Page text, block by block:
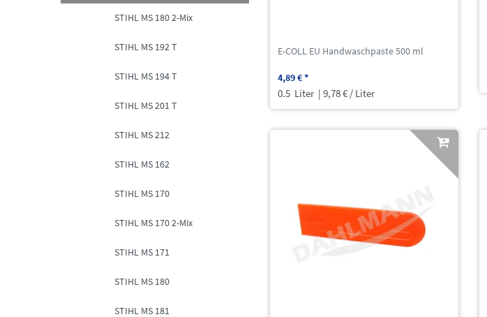
STIHL MS 180 2-Mix
STIHL MS 192 T
STIHL MS 194 T
STIHL MS 201 T
STIHL MS 212
STIHL MS 162
STIHL MS 170
STIHL MS 170 2-Mix
STIHL MS 171
STIHL MS 180
STIHL MS 181
E-COLL EU Handwaschpaste 500 ml
4,89 € *
0.5 Liter | 9,78 € / Liter